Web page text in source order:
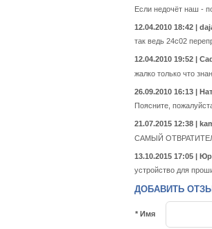
Если недочёт наш -
12.04.2010 18:42 |
так ведь 24с02
12.04.2010 19:52 |
жалко только что
26.09.2010 16:13 |
Поясните,
21.07.2015 12:38 |
САМЫЙ
13.10.2015 17:05 |
устройство для
ДОБАВИТЬ
* Имя